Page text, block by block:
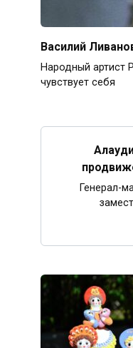
Василий
Народный артист
чувствует себя
Генерал-